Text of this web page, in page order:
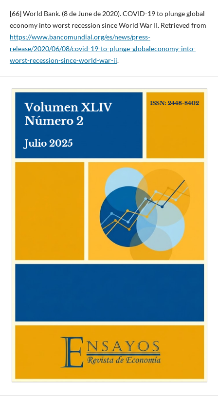
[66] World Bank. (8 de June de 2020). COVID-19 to plunge global
economy into worst recession since World War II. Retrieved from
https://www.bancomundial.org/es/news/press-
release/2020/06/08/covid-19-to-plunge-globaleconomy-into-
worst-recession-since-world-war-ii.